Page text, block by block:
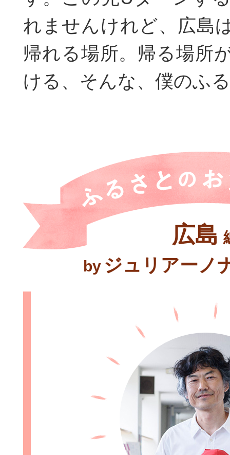
れませんけれど、広島
帰れる場所。帰る場所
ける、そんな、僕のふ
広島
by ジュリアーノ